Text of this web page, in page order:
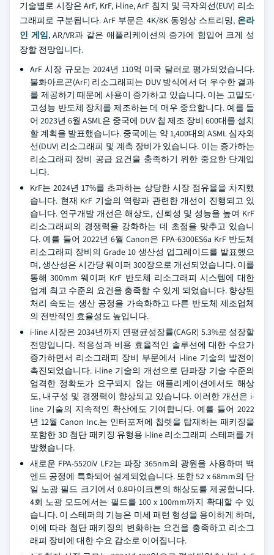
기술별로 시장은 ArF, KrF, i-line, ArF 침지 및 극자외선(EUV) 리소
그래피로 구분됩니다. ArF 부문은 4K/8K 동영상 스트리밍, 온라
인 게임, AR/VR과 같은 애플리케이션의 증가에 힘입어 크게 성
장할 전망입니다.
ArF 시장 규모는 2024년 110억 미국 달러로 평가되었습니다.
불화아르곤(ArF) 리소그래피는 DUV 방식에서 더 우수한 결과
를 제공하기 때문에 사용이 증가하고 있습니다. 이는 고밀도·
고성능 반도체 장치를 제조하는 데 매우 중요합니다. 예를 들
어 2023년 6월 ASML은 중국에 DUV 칩 제조 장비 600대를 설치
할 계획을 발표했습니다. 중국에는 약 1,400대의 ASML 심자외
선(DUV) 리소그래피 및 계측 장비가 있습니다. 이는 증가하는
리소그래피 장비 공급 요건을 충족하기 위한 중요한 단계입
니다.
KrF는 2024년 17%를 초과하는 상당한 시장 점유율을 차지했
습니다. 현재 KrF 기술의 역량과 관련한 개선이 진행되고 있
습니다. 연구개발 개선은 해상도, 신뢰성 및 성능을 높여 KrF
리소그래피의 경쟁력을 강화하는 데 초점을 맞추고 있습니
다. 예를 들어 2022년 6월 Canon은 FPA-6300ES6a KrF 반도체
리소그래피 장비의 Grade 10 생산성 업그레이드를 발표했으
며, 생산성은 시간당 웨이퍼 300장으로 개선되었습니다. 이를
통해 300mm 웨이퍼 KrF 반도체 리소그래피 시스템에 대한
업계 최고 수준의 요건을 충족할 수 있게 되었습니다. 향상된
처리 속도는 생산 공정을 가속화하고 다른 반도체 제조업체
의 전반적인 효율성도 높입니다.
i-line 시장은 2034년까지 연평균성장률(CAGR) 5.3%로 성장할
전망입니다. 적응성과 비용 효율적인 솔루션에 대한 수요가
증가하면서 리소그래피 장비 부문에서 i-line 기술의 발전이
촉진되었습니다. i-line 기술의 개선으로 단파장 기술 수준의
엄격한 정확도가 요구되지 않는 애플리케이션에서도 해상
도, 내구성 및 경쟁력이 향상되고 있습니다. 이러한 개선은 i-
line 기술의 지속적인 확산에도 기여합니다. 예를 들어 2022
년 12월 Canon Inc.는 인터포저에 칩렛을 탑재하는 패키징을
포함한 3D 첨단 패키징 유형용 i-line 리소그래피 스테퍼를 개
발했습니다.
새로운 FPA-5520iV LF2는 파장 365nm의 광원을 사용하며 백
엔드 공정에 특화되어 설계되었습니다. 또한 52 x 68mm의 단
일 노광 필드 크기에서 0.8마이크론의 해상도를 제공합니다.
4회 노광 모드에서는 필드를 100 x 100mm까지 확대할 수 있
습니다. 이 스테퍼의 기능은 미세 패턴 형성을 용이하게 하며,
이에 따라 첨단 패키징의 변화하는 요건을 충족하고 리소그
래피 장비에 대한 수요 감소로 이어집니다.